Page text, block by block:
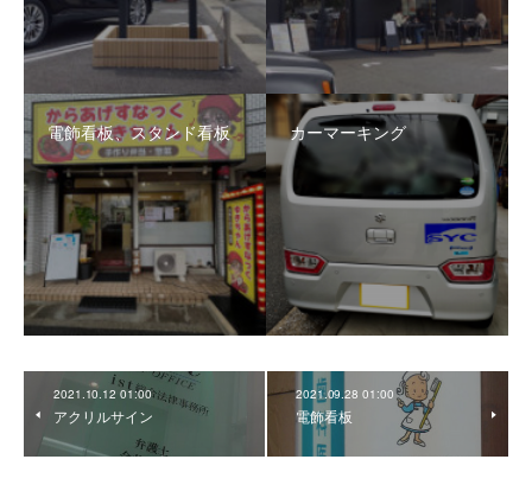
電飾看板、スタンド看板 カーマーキング
2021.10.12 01:00
アクリルサイン
2021.09.28 01:00
電飾看板